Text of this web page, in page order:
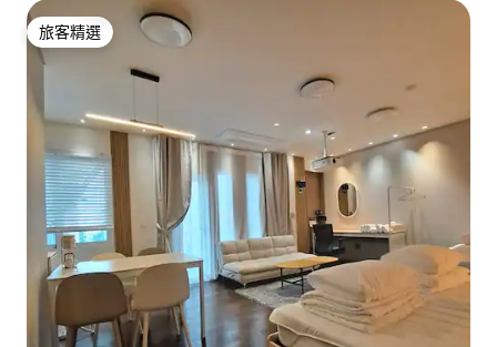
旅客精選
旅客精選